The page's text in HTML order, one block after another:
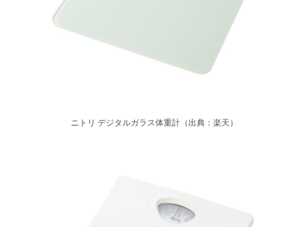
ニトリ デジタルガラス体重計（出典：楽天）